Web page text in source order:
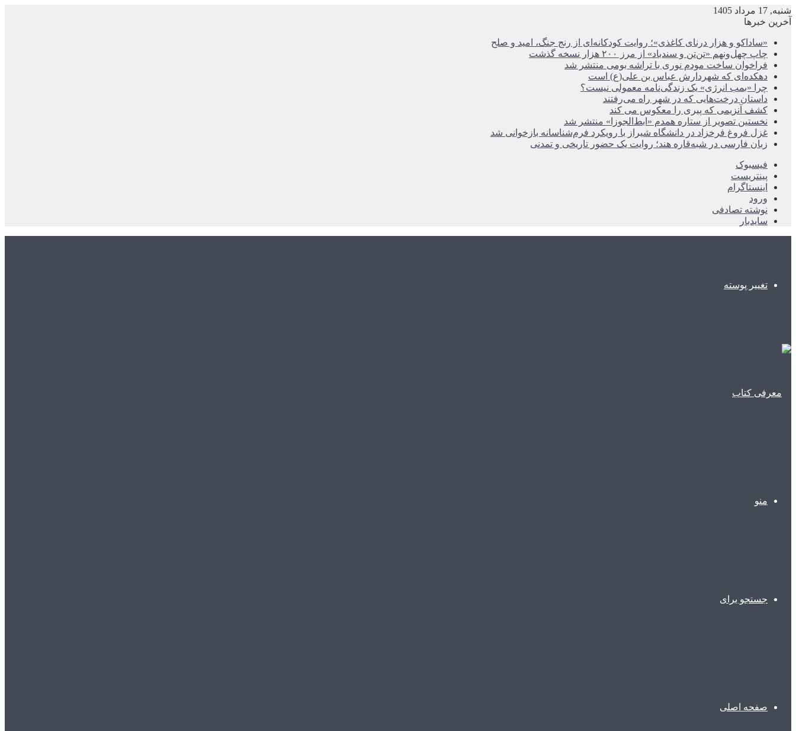
شنبه, 17 مرداد 1405
آخرین خبرها
«ساداکو و هزار درنای کاغذی»؛ روایت کودکانه‌ای از رنج جنگ، امید و صلح
چاپ چهل‌ونهم «تن‌تن و سندباد» از مرز ۲۰۰ هزار نسخه گذشت
فراخوان ساخت مودم نوری با تراشه بومی منتشر شد
دهکده‌ای که شهردارش عباس بن علی(ع) است
چرا «بمب انرژی» یک زندگی‌نامه معمولی نیست؟
داستان درخت‌هایی که در شهر راه می‌رفتند
کشف آنزیمی که پیری را معکوس می کند
نخستین تصویر از ستاره همدم «ابط‌الجوزا» منتشر شد
غزل فروغ فرخزاد در دانشگاه شیراز با رویکرد فرم‌شناسانه بازخوانی شد
زبان فارسی در شبه‌قاره هند؛ روایت یک حضور تاریخی و تمدنی
فیسبوک
پینتریست
اینستاگرام
ورود
نوشته تصادفی
سایدبار
تغییر پوسته
منو
جستجو برای
صفحه اصلی